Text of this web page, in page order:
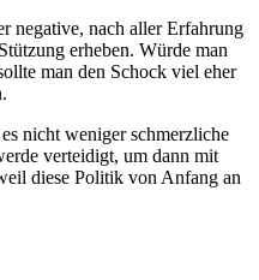
negative, nach aller Erfahrung
erheben. Würde man
man den Schock viel eher
nicht weniger schmerzliche
verteidigt, um dann mit
diese Politik von Anfang an